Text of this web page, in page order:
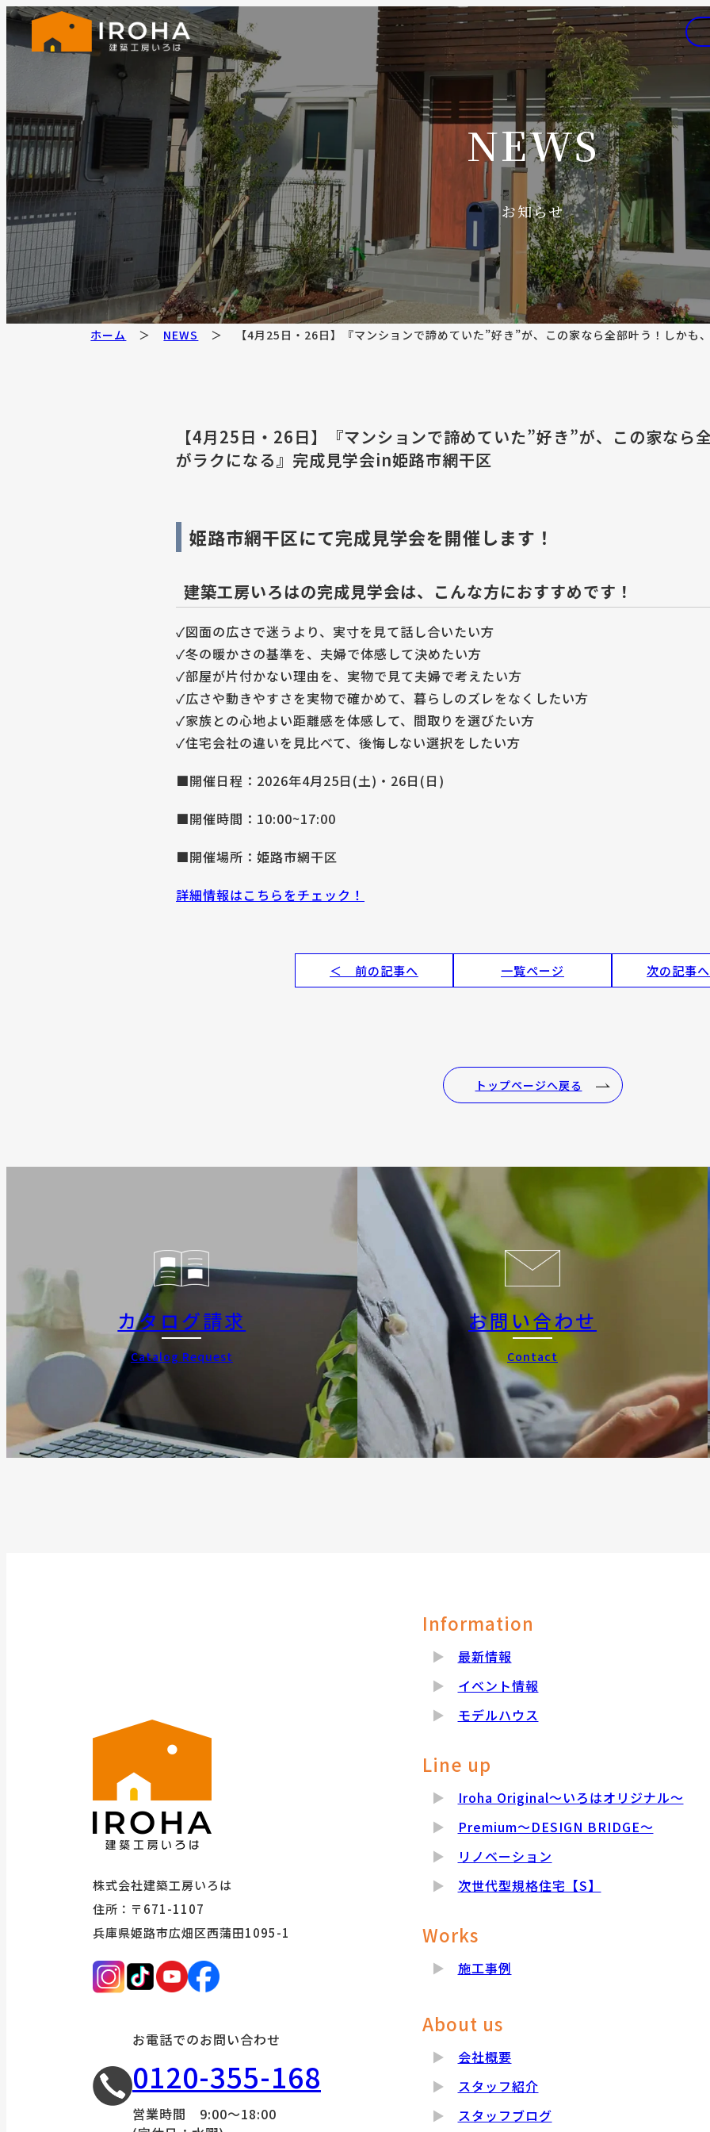
NEWS
お知らせ
ホーム NEWS 【4月25日・26日】『マンションで諦めていた”好き”が、この家なら全部叶う！しか
【4月25日・26日】『マンションで諦めていた”好き”が、この家なら
がラクになる』完成見学会in姫路市網干区
姫路市網干区にて完成見学会を開催します！
建築工房いろはの完成見学会は、こんな方におすすめです！
✓図面の広さで迷うより、実寸を見て話し合いたい方
✓冬の暖かさの基準を、夫婦で体感して決めたい方
✓部屋が片付かない理由を、実物で見て夫婦で考えたい方
✓広さや動きやすさを実物で確かめて、暮らしのズレをなくしたい方
✓家族との心地よい距離感を体感して、間取りを選びたい方
✓住宅会社の違いを見比べて、後悔しない選択をしたい方
■開催日程：2026年4月25日(土)・26日(日)
■開催時間：10:00~17:00
■開催場所：姫路市網干区
詳細情報はこちらをチェック！
＜ 前の記事へ 一覧ページ 次の記事
トップページへ戻る
カタログ請求
Catalog Request
お問い合わせ
Contact
株式会社建築工房いろは
住所：〒671-1107
兵庫県姫路市広畑区西蒲田1095-1
お電話でのお問い合わせ
0120-355-168
営業時間 9:00～18:00
Information
最新情報
イベント情報
モデルハウス
Line up
Iroha Original～いろはオリジナル～
Premium～DESIGN BRIDGE～
リノベーション
次世代型規格住宅【S】
Works
施工事例
About us
会社概要
スタッフ紹介
スタッフブログ